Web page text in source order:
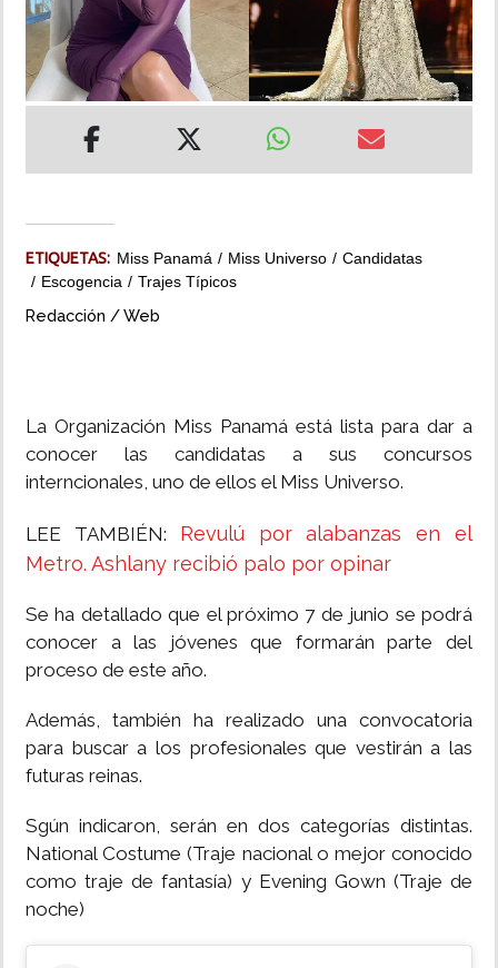
INSÓLITAS
MULTIMEDIA
IMPRESO
ETIQUETAS: Miss Panamá Miss Universo
Candidatas
Escogencia
Trajes Típicos
Redacción / Web
La Organización Miss Panamá está lista para dar a
conocer las candidatas a sus concursos
interncionales, uno de ellos el Miss Universo.
LEE TAMBIÉN: Revulú por alabanzas en el
Metro. Ashlany recibió palo por opinar
Se ha detallado que el próximo 7 de junio se podrá
conocer a las jóvenes que formarán parte del
proceso de este año.
Además, también ha realizado una convocatoria
para buscar a los profesionales que vestirán a las
futuras reinas.
Sgún indicaron, serán en dos categorías distintas.
National Costume (Traje nacional o mejor conocido
como traje de fantasía) y Evening Gown (Traje de
noche)